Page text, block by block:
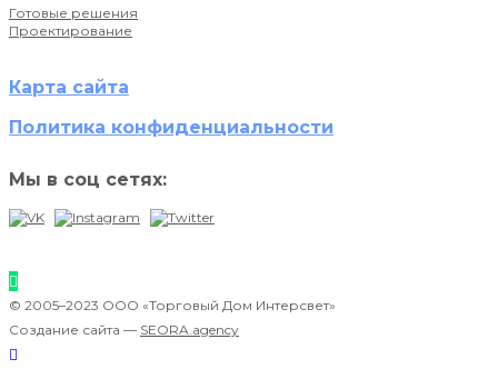
Готовые решения
Проектирование
Карта сайта
Политика конфиденциальности
Мы в соц сетях:
© 2005–2023 ООО «Торговый Дом Интерсвет»
Создание сайта — SEORA.agency